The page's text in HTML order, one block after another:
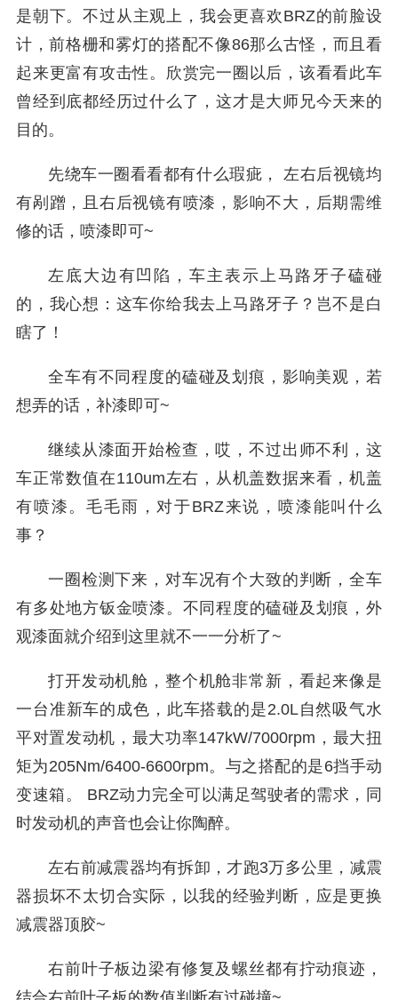
是朝下。不过从主观上，我会更喜欢BRZ的前脸设
计，前格栅和雾灯的搭配不像86那么古怪，而且看
起来更富有攻击性。欣赏完一圈以后，该看看此车
曾经到底都经历过什么了，这才是大师兄今天来的
目的。
先绕车一圈看看都有什么瑕疵， 左右后视镜均
有剐蹭，且右后视镜有喷漆，影响不大，后期需维
修的话，喷漆即可~
左底大边有凹陷，车主表示上马路牙子磕碰
的，我心想：这车你给我去上马路牙子？岂不是白
瞎了！
全车有不同程度的磕碰及划痕，影响美观，若
想弄的话，补漆即可~
继续从漆面开始检查，哎，不过出师不利，这
车正常数值在110um左右，从机盖数据来看，机盖
有喷漆。毛毛雨，对于BRZ来说，喷漆能叫什么
事？
一圈检测下来，对车况有个大致的判断，全车
有多处地方钣金喷漆。不同程度的磕碰及划痕，外
观漆面就介绍到这里就不一一分析了~
打开发动机舱，整个机舱非常新，看起来像是
一台准新车的成色，此车搭载的是2.0L自然吸气水
平对置发动机，最大功率147kW/7000rpm，最大扭
矩为205Nm/6400-6600rpm。与之搭配的是6挡手动
变速箱。 BRZ动力完全可以满足驾驶者的需求，同
时发动机的声音也会让你陶醉。
左右前减震器均有拆卸，才跑3万多公里，减震
器损坏不太切合实际，以我的经验判断，应是更换
减震器顶胶~
右前叶子板边梁有修复及螺丝都有拧动痕迹，